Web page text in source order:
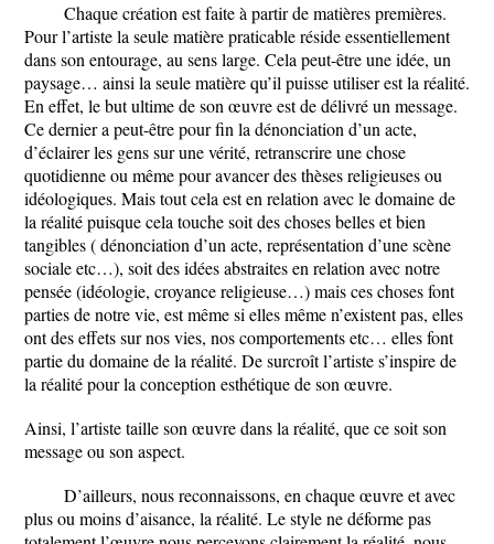
Chaque création est faite à partir de matières premières.
Pour l’artiste la seule matière praticable réside essentiellement
dans son entourage, au sens large. Cela peut-être une idée, un
paysage… ainsi la seule matière qu’il puisse utiliser est la réalité.
En effet, le but ultime de son œuvre est de délivré un message.
Ce dernier a peut-être pour fin la dénonciation d’un acte,
d’éclairer les gens sur une vérité, retranscrire une chose
quotidienne ou même pour avancer des thèses religieuses ou
idéologiques. Mais tout cela est en relation avec le domaine de
la réalité puisque cela touche soit des choses belles et bien
tangibles ( dénonciation d’un acte, représentation d’une scène
sociale etc…), soit des idées abstraites en relation avec notre
pensée (idéologie, croyance religieuse…) mais ces choses font
parties de notre vie, est même si elles même n’existent pas, elles
ont des effets sur nos vies, nos comportements etc… elles font
partie du domaine de la réalité. De surcroît l’artiste s’inspire de
la réalité pour la conception esthétique de son œuvre.
Ainsi, l’artiste taille son œuvre dans la réalité, que ce soit son
message ou son aspect.
D’ailleurs, nous reconnaissons, en chaque œuvre et avec
plus ou moins d’aisance, la réalité. Le style ne déforme pas